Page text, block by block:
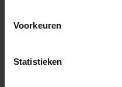
Voorkeuren
Statistieken